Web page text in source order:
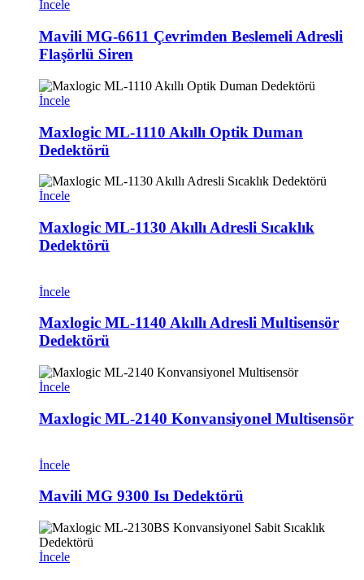
İncele
Mavili MG-6611 Çevrimden Beslemeli Adresli
Flaşörlü Siren
İncele
Maxlogic ML-1110 Akıllı Optik Duman
Dedektörü
İncele
Maxlogic ML-1130 Akıllı Adresli Sıcaklık
Dedektörü
İncele
Maxlogic ML-1140 Akıllı Adresli Multisensör
Dedektörü
İncele
Maxlogic ML-2140 Konvansiyonel Multisensör
İncele
Mavili MG 9300 Isı Dedektörü
İncele